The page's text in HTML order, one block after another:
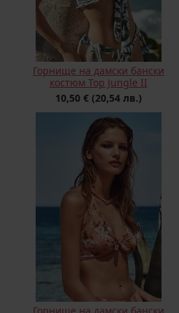
Горнище на дамски бански
костюм Top Jungle II
10,50 € (20,54 лв.)